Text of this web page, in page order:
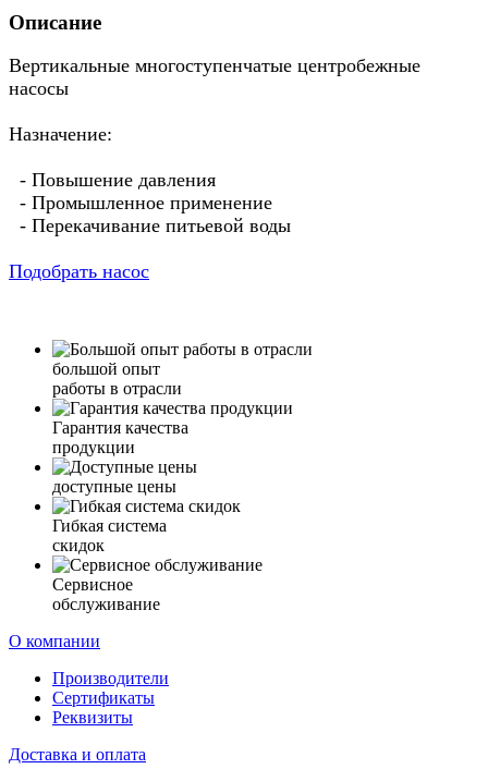
Описание
Вертикальные многоступенчатые центробежные
насосы
Назначение:
- Повышение давления
- Промышленное применение
- Перекачивание питьевой воды
Подобрать насос
большой опыт
работы в отрасли
Гарантия качества
продукции
доступные цены
Гибкая система
скидок
Сервисное
обслуживание
О компании
Производители
Сертификаты
Реквизиты
Доставка и оплата